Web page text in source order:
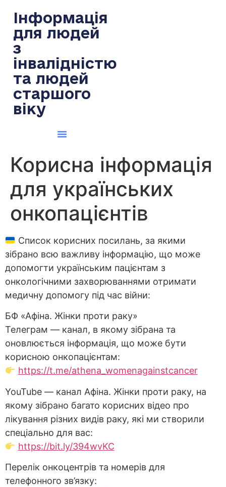
Інформація
для людей
з
інвалідністю
та людей
старшого
віку
Корисна інформація
для українських
онкопацієнтів
Список корисних посилань, за якими
зібрано всю важливу інформацію, що може
допомогти українським пацієнтам з
онкологічними захворюваннями отримати
медичну допомогу під час війни:
БФ «Афіна. Жінки проти раку»
Телеграм — канал, в якому зібрана та
оновлюється інформація, що може бути
корисною онкопацієнтам:
https://t.me/athena_womenagainstcancer
YouTube — канал Афіна. Жінки проти раку, на
якому зібрано багато корисних відео про
лікування різних видів раку, які ми створили
спеціально для вас:
https://bit.ly/394wvKC
Перелік онкоцентрів та номерів для
телефонного зв’язку: